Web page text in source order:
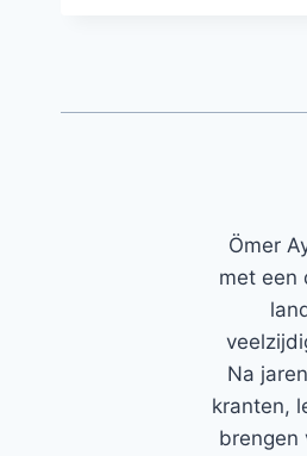
Ömer
met een
Na
kranten,
brengen